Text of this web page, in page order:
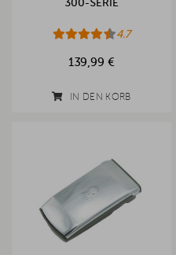
300-SERIE
4.7
139,99 €
IN DEN KORB